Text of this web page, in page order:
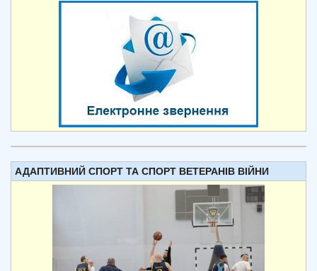
АДАПТИВНИЙ СПОРТ ТА СПОРТ ВЕТЕРАНІВ ВІЙНИ